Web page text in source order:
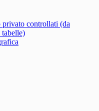
controllati (da